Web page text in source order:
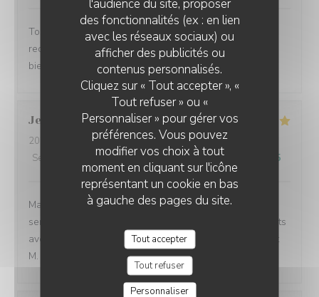
l'audience du site, proposer
des fonctionnalités (ex : en lien
avec les réseaux sociaux) ou
afficher des publicités ou
contenus personnalisés.
Cliquez sur « Tout accepter », «
Tout refuser » ou «
Personnaliser » pour gérer vos
préférences. Vous pouvez
modifier vos choix à tout
moment en cliquant sur l'icône
représentant un cookie en bas
à gauche des pages du site.
Tout accepter
Tout refuser
Personnaliser
Tout était bon, de l entrée au dessert. Nous vous
recommandons les moules, plat copieux, bien cuites et
bien chaudes !
Jean-François C
2026-08-05
- 12:00 - Couverts 2
Service
Ambiance:5 /5 Cuisine: 5/5 Qualité / Prix /5
Malgré un service complet, tout à été parfait, excellent
service ( un peu long, mais ça vaut la peine) Bon produits
avec un excellent rapport qualité prix. merci et à bientôt
M. CARLIER